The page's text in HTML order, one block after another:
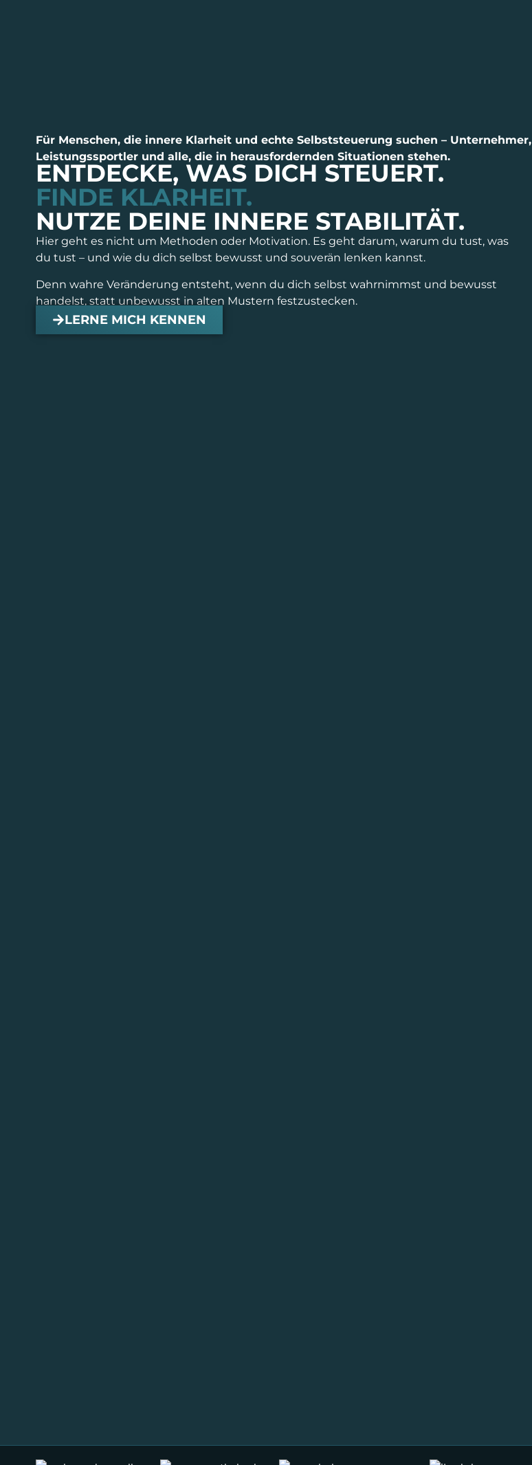
Für Menschen, die innere Klarheit und echte Selbststeuerung suchen – Unternehmer,
Leistungssportler und alle, die in herausfordernden Situationen stehen.
ENTDECKE, WAS DICH STEUERT.
FINDE KLARHEIT.
NUTZE DEINE INNERE STABILITÄT.
Hier geht es nicht um Methoden oder Motivation. Es geht darum, warum du tust, was
du tust – und wie du dich selbst bewusst und souverän lenken kannst.
Denn wahre Veränderung entsteht, wenn du dich selbst wahrnimmst und bewusst
handelst, statt unbewusst in alten Mustern festzustecken.
LERNE MICH KENNEN